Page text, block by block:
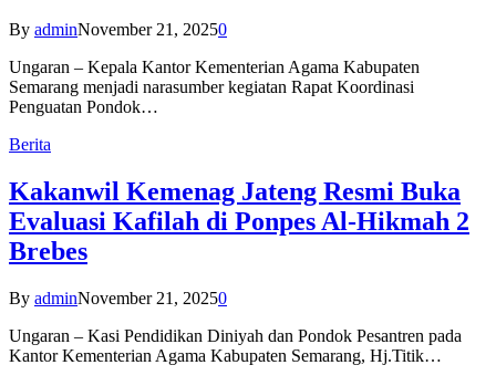
By adminNovember 21, 20250
Ungaran – Kepala Kantor Kementerian Agama Kabupaten
Semarang menjadi narasumber kegiatan Rapat Koordinasi
Penguatan Pondok…
Berita
Kakanwil Kemenag Jateng Resmi Buka
Evaluasi Kafilah di Ponpes Al-Hikmah 2
Brebes
By adminNovember 21, 20250
Ungaran – Kasi Pendidikan Diniyah dan Pondok Pesantren pada
Kantor Kementerian Agama Kabupaten Semarang, Hj.Titik…